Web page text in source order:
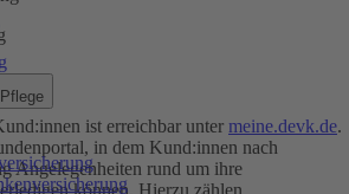
ist erreichbar unter meine.devk.de.
in dem Kund:innen nach
Angelegenheiten rund um ihre
können. Hierzu zählen